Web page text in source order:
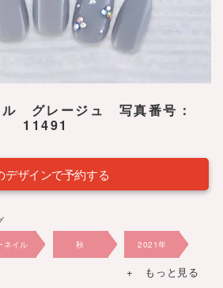
ル グレージュ 写真番号：
11491
デザインで予約する
ネイル 秋 2021年
+ もっと見る